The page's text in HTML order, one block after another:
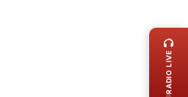
RADIO LIVE